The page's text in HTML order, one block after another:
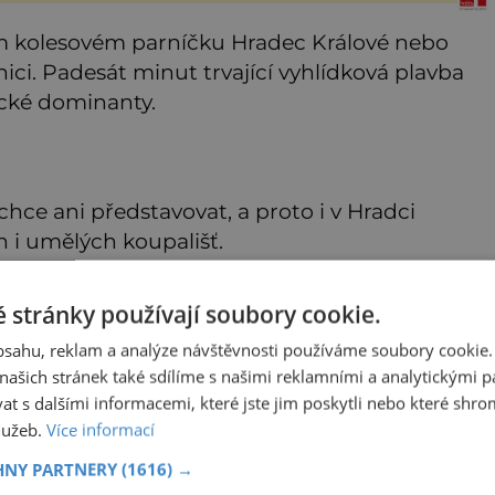
kolesovém parníčku Hradec Králové nebo
Padesát minut trvající vyhlídková plavba
dominanty.
ani představovat, a proto i v Hradci
i umělých koupališť.
nazývá rekreační a kempový areál s
můžeme i zapůjčit loďky nebo šlapadla.
plovárnu Flošna v blízkosti centra.
příběh jménem Valiant Thor: Žil na Zemi
z Venuše?
Sluneční soustavě je několik míst, kde by za určitých
stránky používají soubory cookie.
reklam a analýze návštěvnosti používáme soubory
stránek také sdílíme s našimi reklamními a analytickými
s dalšími informacemi, které jste jim poskytli nebo které
Více informací
PARTNERY (1616) →